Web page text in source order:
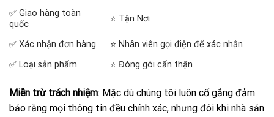
✅ Giao hàng toàn
quốc
⭐ Tận Nơi
✅ Xác nhận đơn hàng
⭐ Nhân viên gọi điện để xác nhận
✅ Loại sản phẩm
⭐ Đóng gói cẩn thận
Miễn trừ trách nhiệm: Mặc dù chúng tôi luôn cố gắng đảm
bảo rằng mọi thông tin đều chính xác, nhưng đôi khi nhà sản